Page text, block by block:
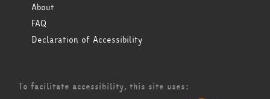
About
FAQ
Declaration of Accessibility
To facilitate accessibility, this site uses: